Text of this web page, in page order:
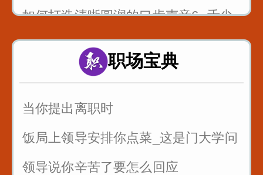
如何打造清晰圆润的口齿声音6--舌尖
前后音zcszhchshr
4_舌面音jqx_漆匠和锡匠
职场宝典
当你提出离职时
饭局上领导安排你点菜_这是门大学问
领导说你辛苦了要怎么回应